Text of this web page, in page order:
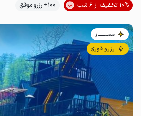
10% تخفیف از 6 شب
100+ رزرو موفق
مـمـتــــــاز
رزرو فوری